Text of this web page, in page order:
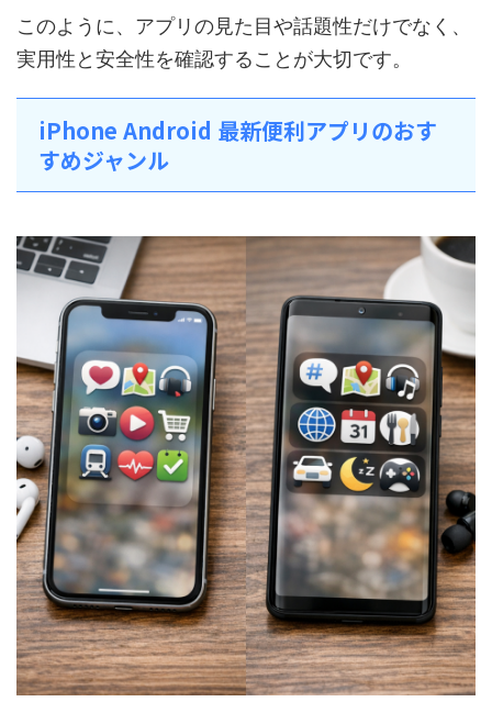
このように、アプリの見た目や話題性だけでなく、
実用性と安全性を確認することが大切です。
iPhone Android 最新便利アプリのおす
すめジャンル